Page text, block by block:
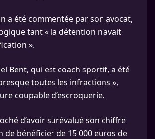
a été commentée par son avocat,
tant « la détention n’avait
».
Bent, qui est coach sportif, a été
toutes les infractions »,
coupable d’escroquerie.
d’avoir surévalué son chiffre
de bénéficier de 15 000 euros de